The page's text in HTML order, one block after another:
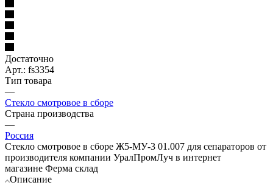
Достаточно
Арт.: fs3354
Тип товара
—
Стекло смотровое в сборе
Страна производства
—
Россия
Стекло смотровое в сборе Ж5-МУ-3 01.007 для сепараторов от
производителя компании УралПромЛуч в интернет
магазине Ферма склад
Описание